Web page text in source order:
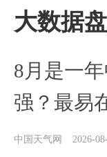
大数据
8月是一
强？最易
中国天气网 2026-